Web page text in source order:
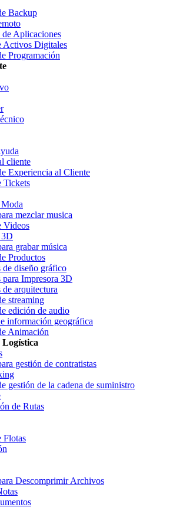
Backup
Aplicaciones
Activos Digitales
Programación
cliente
Experiencia al Cliente
Tickets
mezclar musica
Videos
grabar música
Productos
de diseño gráfico
para Impresora 3D
de arquitectura
streaming
edición de audio
información geográfica
Animación
gestión de contratistas
gestión de la cadena de suministro
de Rutas
Flotas
Descomprimir Archivos